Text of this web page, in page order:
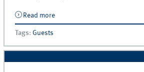
Read moreabout Guest lecture by Lukas
Tags: Guests